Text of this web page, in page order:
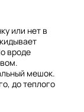
или нет в
вроде
мешок.
до теплого